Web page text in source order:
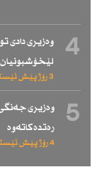
4
وەزیری دادی
لێخۆشبونیان
3 رۆژ پێش ئێستا
5
وەزیری
رەتدەكاتەوە
4 رۆژ پێش ئێستا